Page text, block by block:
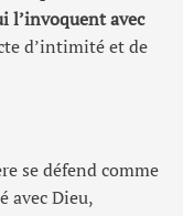
l’invoquent avec
d’intimité et de
se défend comme
avec Dieu,